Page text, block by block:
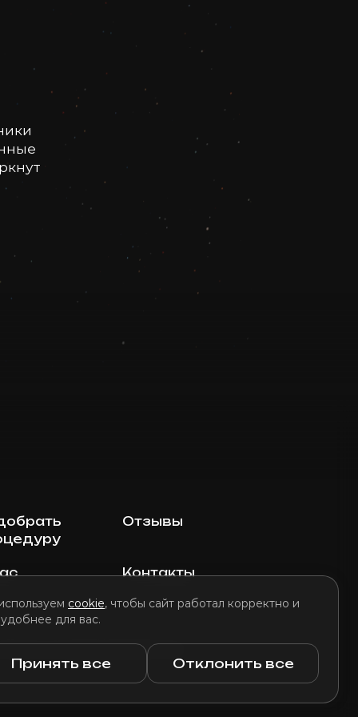
cookie, чтобы сайт работал корректно и
для вас.
Принять все Отклонить все
Отзывы
Контакты
использования файлов cookie